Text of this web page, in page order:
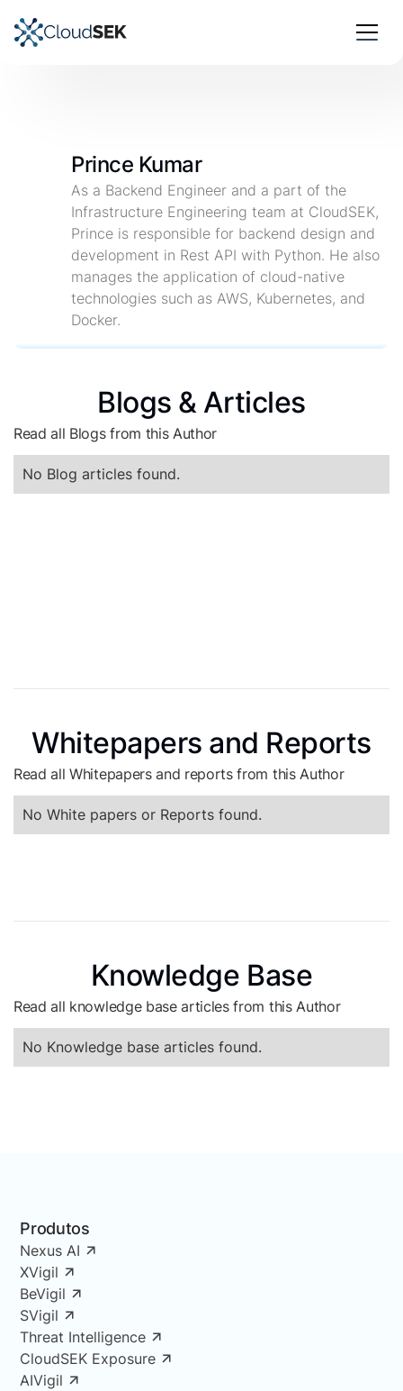
Prince Kumar
As a Backend Engineer and a part of the
Infrastructure Engineering team at CloudSEK,
Prince is responsible for backend design and
development in Rest API with Python. He also
manages the application of cloud-native
technologies such as AWS, Kubernetes, and
Docker.
Blogs & Articles
Read all Blogs from this Author
No Blog articles found.
Whitepapers and Reports
Read all Whitepapers and reports from this Author
No White papers or Reports found.
Knowledge Base
Read all knowledge base articles from this Author
No Knowledge base articles found.
Produtos
Nexus AI
XVigil
BeVigil
SVigil
Threat Intelligence
CloudSEK Exposure
AIVigil